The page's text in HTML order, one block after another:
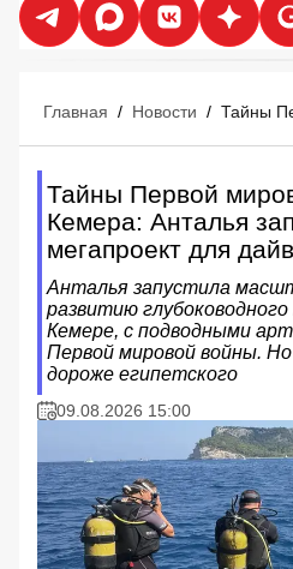
Главная / Новости /
Тайны Первой
Кемера: Анталья
мегапроект для
Анталья запустила
развитию
Кемере, с подводными
Первой мировой войны. Но
дороже египетского
09.08.2026 15:00